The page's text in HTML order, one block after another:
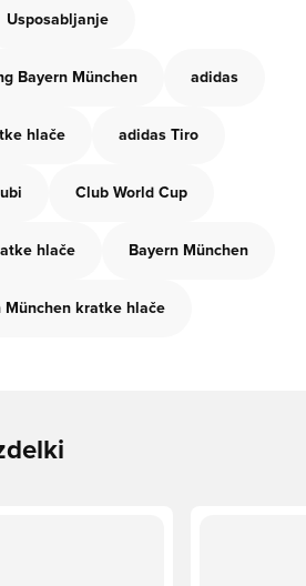
Usposabljanje
Bayern München adidas
hlače adidas Tiro
Club World Cup
hlače Bayern München
München kratke hlače